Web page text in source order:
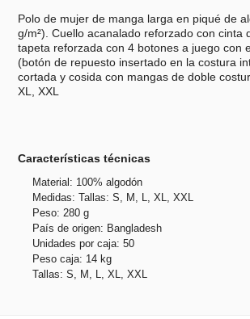
Polo de mujer de manga larga en piqué de
g/m²). Cuello acanalado reforzado con cinta
tapeta reforzada con 4 botones a juego con
(botón de repuesto insertado en la costura
cortada y cosida con mangas de doble
XL, XXL
Características técnicas
Material: 100% algodón
Medidas: Tallas: S, M, L, XL, XXL
Peso: 280 g
País de origen: Bangladesh
Unidades por caja: 50
Peso caja: 14 kg
Tallas: S, M, L, XL, XXL